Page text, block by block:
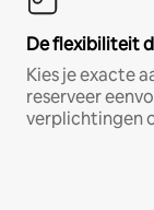
De flexibiliteit
Kies je exacte
reserveer
verplichtingen